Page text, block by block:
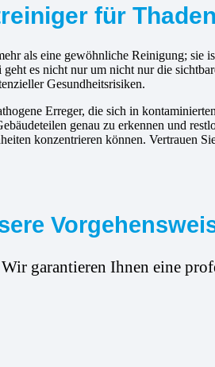
für Thaden
als eine gewöhnliche Reinigung; sie
es nicht nur um nicht nur die
Gesundheitsrisiken.
Erreger, die sich in
genau zu erkennen und
konzentrieren können. Vertrauen
Wir garantieren Ihnen eine